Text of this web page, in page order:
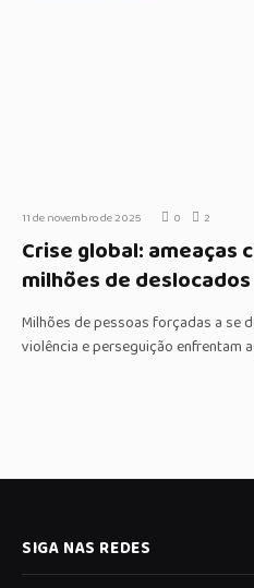
11 de novembro de 2025 0 2
Crise global: ameaças
milhões de deslocados
Milhões de pessoas forçadas a se
violência e perseguição enfrentam
SIGA NAS REDES